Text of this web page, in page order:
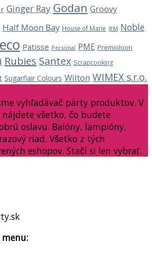
Ginger Ray Godan Groovy
Half Moon Bay House of Marie JEM Noble
Patisse Personal PME Premioloon
Rubies Santex Scrapcooking
Sugarflair Colours Wilton WIMEX s.r.o.
vyhľadávač párty produktov. V
všetko, čo budete
oslavu. Balóny, lampióny,
riad. Všetko z tých
eshopov. Stačí si len vybrať.